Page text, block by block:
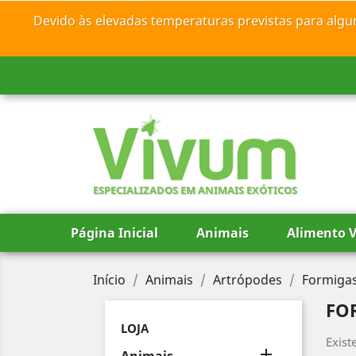
Devido às elevadas temperaturas previstas para
ESPECIALIZADOS EM ANIMAIS EXÓTICOS
Página Inicial Animais Alimento
Início Animais Artrópodes
LOJA